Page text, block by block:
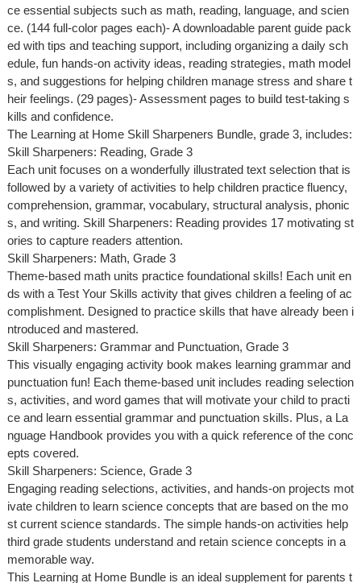
ce essential subjects such as math, reading, language, and scien
ce. (144 full-color pages each)- A downloadable parent guide pack
ed with tips and teaching support, including organizing a daily sch
edule, fun hands-on activity ideas, reading strategies, math model
s, and suggestions for helping children manage stress and share t
heir feelings. (29 pages)- Assessment pages to build test-taking s
kills and confidence.
The Learning at Home Skill Sharpeners Bundle, grade 3, includes:
Skill Sharpeners: Reading, Grade 3
Each unit focuses on a wonderfully illustrated text selection that is
followed by a variety of activities to help children practice fluency,
comprehension, grammar, vocabulary, structural analysis, phonic
s, and writing. Skill Sharpeners: Reading provides 17 motivating st
ories to capture readers attention.
Skill Sharpeners: Math, Grade 3
Theme-based math units practice foundational skills! Each unit en
ds with a Test Your Skills activity that gives children a feeling of ac
complishment. Designed to practice skills that have already been i
ntroduced and mastered.
Skill Sharpeners: Grammar and Punctuation, Grade 3
This visually engaging activity book makes learning grammar and
punctuation fun! Each theme-based unit includes reading selection
s, activities, and word games that will motivate your child to practi
ce and learn essential grammar and punctuation skills. Plus, a La
nguage Handbook provides you with a quick reference of the conc
epts covered.
Skill Sharpeners: Science, Grade 3
Engaging reading selections, activities, and hands-on projects mot
ivate children to learn science concepts that are based on the mo
st current science standards. The simple hands-on activities help
third grade students understand and retain science concepts in a
memorable way.
This Learning at Home Bundle is an ideal supplement for parents t